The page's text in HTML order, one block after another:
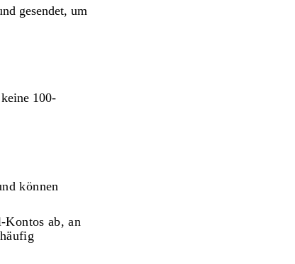
gesendet, um
keine 100-
können
Kontos ab, an